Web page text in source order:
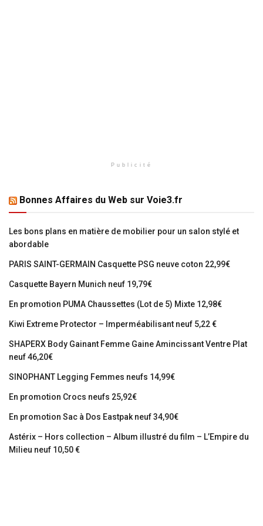
Publicité
Bonnes Affaires du Web sur Voie3.fr
Les bons plans en matière de mobilier pour un salon stylé et
abordable
PARIS SAINT-GERMAIN Casquette PSG neuve coton 22,99€
Casquette Bayern Munich neuf 19,79€
En promotion PUMA Chaussettes (Lot de 5) Mixte 12,98€
Kiwi Extreme Protector – Imperméabilisant neuf 5,22 €
SHAPERX Body Gainant Femme Gaine Amincissant Ventre Plat
neuf 46,20€
SINOPHANT Legging Femmes neufs 14,99€
En promotion Crocs neufs 25,92€
En promotion Sac à Dos Eastpak neuf 34,90€
Astérix – Hors collection – Album illustré du film – L’Empire du
Milieu neuf 10,50 €